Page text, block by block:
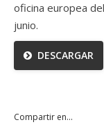
oficina europea
junio.
DESCARGAR
Compartir en...